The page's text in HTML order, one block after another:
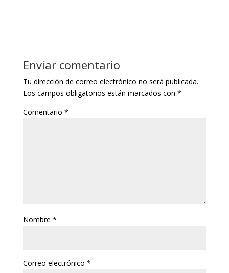
Enviar comentario
Tu dirección de correo electrónico no será publicada.
Los campos obligatorios están marcados con *
Comentario *
Nombre *
Correo electrónico *